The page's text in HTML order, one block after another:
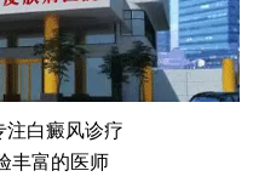
注白癜风诊疗
丰富的医师